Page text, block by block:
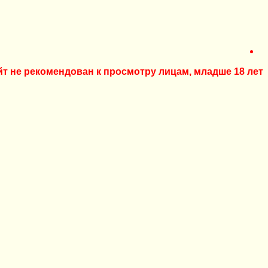
не рекомендован к просмотру лицам, младше 18 лет